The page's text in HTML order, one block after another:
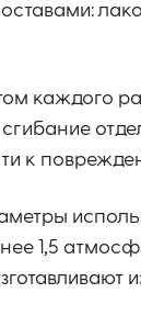
каждого
к
1,5